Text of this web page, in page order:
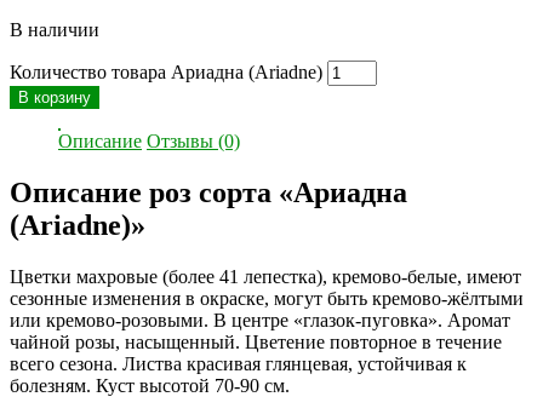
В наличии
Количество товара Ариадна (Ariadne)
В корзину
Описание Отзывы (0)
Описание роз сорта «Ариадна
(Ariadne)»
Цветки махровые (более 41 лепестка), кремово-белые, имеют
сезонные изменения в окраске, могут быть кремово-жёлтыми
или кремово-розовыми. В центре «глазок-пуговка». Аромат
чайной розы, насыщенный. Цветение повторное в течение
всего сезона. Листва красивая глянцевая, устойчивая к
болезням. Куст высотой 70-90 см.